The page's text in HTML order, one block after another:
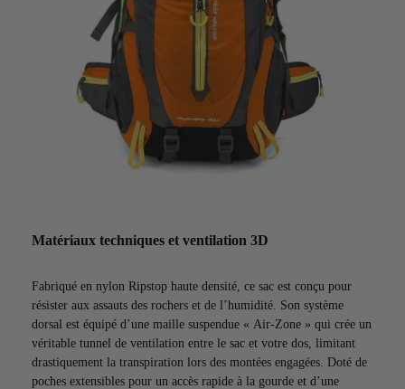
Matériaux techniques et ventilation 3D
Fabriqué en nylon Ripstop haute densité, ce sac est conçu pour
résister aux assauts des rochers et de l’humidité. Son système
dorsal est équipé d’une maille suspendue « Air-Zone » qui crée un
véritable tunnel de ventilation entre le sac et votre dos, limitant
drastiquement la transpiration lors des montées engagées. Doté de
poches extensibles pour un accès rapide à la gourde et d’une